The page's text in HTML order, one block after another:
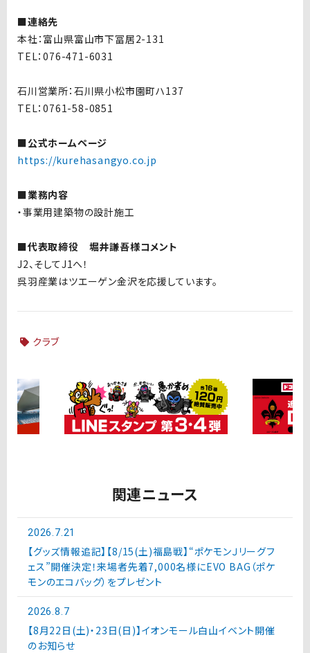
■連絡先
本社：富山県富山市下冨居2-131
TEL：076-471-6031
石川営業所：石川県小松市園町ハ137
TEL：0761-58-0851
■公式ホームページ
https://kurehasangyo.co.jp
■業務内容
・事業用建築物の設計施工
■代表取締役 堀井謙吾様コメント
J2、そしてJ1へ！
呉羽産業はツエーゲン金沢を応援しています。
クラブ
関連ニュース
2026.7.21
【グッズ情報追記】【8/15(土)福島戦】“ポケモンＪリーグフ
ェス”開催決定！来場者先着7,000名様にEVO BAG（ポケ
モンのエコバッグ）をプレゼント
2026.8.7
【8月22日(土)・23日(日)】イオンモール白山イベント開催
のお知らせ